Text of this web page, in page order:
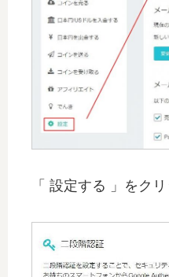
「 設定する 」をク